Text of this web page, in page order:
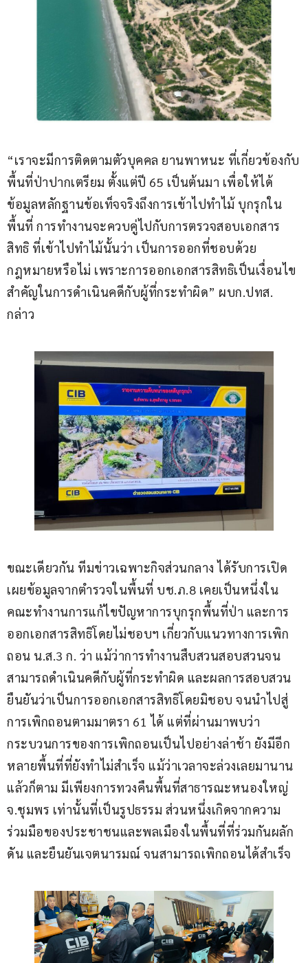
“เราจะมีการติดตามตัวบุคคล ยานพาหนะ ที่เกี่ยวข้องกับ
พื้นที่ป่าปากเตรียม ตั้งแต่ปี 65 เป็นต้นมา เพื่อให้ได้
ข้อมูลหลักฐานข้อเท็จจริงถึงการเข้าไปทำไม้ บุกรุกใน
พื้นที่ การทำงานจะควบคู่ไปกับการตรวจสอบเอกสาร
สิทธิ ที่เข้าไปทำไม้นั้นว่า เป็นการออกที่ชอบด้วย
กฎหมายหรือไม่ เพราะการออกเอกสารสิทธิเป็นเงื่อนไข
สำคัญในการดำเนินคดีกับผู้ที่กระทำผิด” ผบก.ปทส.
กล่าว
ขณะเดียวกัน ทีมข่าวเฉพาะกิจส่วนกลาง ได้รับการเปิด
เผยข้อมูลจากตำรวจในพื้นที่ บช.ภ.8 เคยเป็นหนึ่งใน
คณะทำงานการแก้ไขปัญหาการบุกรุกพื้นที่ป่า และการ
ออกเอกสารสิทธิโดยไม่ชอบฯ เกี่ยวกับแนวทางการเพิก
ถอน น.ส.3 ก. ว่า แม้ว่าการทำงานสืบสวนสอบสวนจน
สามารถดำเนินคดีกับผู้ที่กระทำผิด และผลการสอบสวน
ยืนยันว่าเป็นการออกเอกสารสิทธิโดยมิชอบ จนนำไปสู่
การเพิกถอนตามมาตรา 61 ได้ แต่ที่ผ่านมาพบว่า
กระบวนการของการเพิกถอนเป็นไปอย่างล่าช้า ยังมีอีก
หลายพื้นที่ที่ยังทำไม่สำเร็จ แม้ว่าเวลาจะล่วงเลยมานาน
แล้วก็ตาม มีเพียงการทวงคืนพื้นที่สาธารณะหนองใหญ่
จ.ชุมพร เท่านั้นที่เป็นรูปธรรม ส่วนหนึ่งเกิดจากความ
ร่วมมือของประชาชนและพลเมืองในพื้นที่ที่ร่วมกันผลัก
ดัน และยืนยันเจตนารมณ์ จนสามารถเพิกถอนได้สำเร็จ